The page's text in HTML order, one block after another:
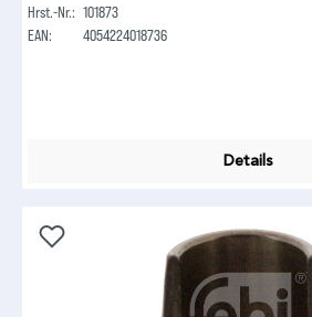
Hrst.-Nr.: 101873
EAN:
4054224018736
Details